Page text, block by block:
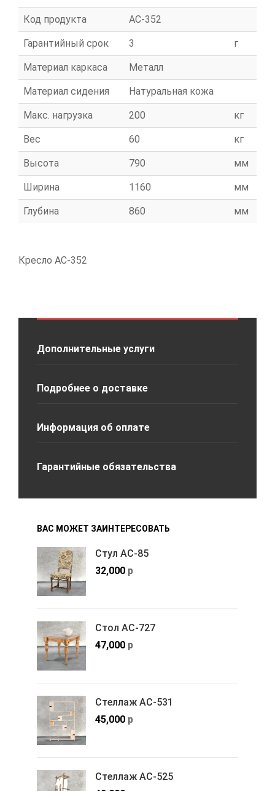
Код продукта АС-352
Гарантийный срок 3 г
Материал каркаса Металл
Материал сидения Натуральная кожа
Макс. нагрузка 200 кг
Вес 60 кг
Высота 790 мм
Ширина 1160 мм
Глубина 860 мм
Кресло АС-352
Дополнительные услуги
Подробнее о доставке
Информация об оплате
Гарантийные обязательства
ВАС МОЖЕТ ЗАИНТЕРЕСОВАТЬ
Стул АС-85
32,000 р
Стол АС-727
47,000 р
Стеллаж АС-531
45,000 р
Стеллаж АС-525